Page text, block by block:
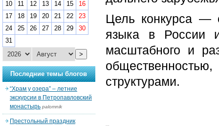
Цель конкурса —
языка в России
масштабного и
структурами.
10
11 12 13 14 15
16
17
18 19 20 21 22
23
24
25 26 27 28 29
30
31
>
Последние темы блогов
“Храм у озера” – летние
экскурсии в Петропавловский
монастырь palomnik
Престольный праздник